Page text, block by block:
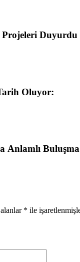
Projeleri Duyurdu
Oluyor:
Anlamlı Buluşma
* ile